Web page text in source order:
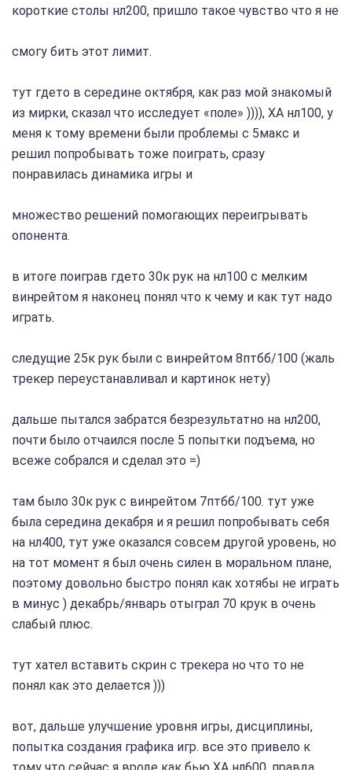
короткие столы нл200, пришло такое чувство что я не
смогу бить этот лимит.
тут гдето в середине октября, как раз мой знакомый
из мирки, сказал что исследует «поле» )))), ХА нл100, у
меня к тому времени были проблемы с 5макс и
решил попробывать тоже поиграть, сразу
понравилась динамика игры и
множество решений помогающих переигрывать
опонента.
в итоге поиграв гдето 30к рук на нл100 с мелким
винрейтом я наконец понял что к чему и как тут надо
играть.
следущие 25к рук были с винрейтом 8птбб/100 (жаль
трекер переустанавливал и картинок нету)
дальше пытался забратся безрезультатно на нл200,
почти было отчаился после 5 попытки подъема, но
всеже собрался и сделал это =)
там было 30к рук с винрейтом 7птбб/100. тут уже
была середина декабря и я решил попробывать себя
на нл400, тут уже оказался совсем другой уровень, но
на тот момент я был очень силен в моральном плане,
поэтому довольно быстро понял как хотябы не играть
в минус ) декабрь/январь отыграл 70 крук в очень
слабый плюс.
тут хател вставить скрин с трекера но что то не
понял как это делается )))
вот, дальше улучшение уровня игры, дисциплины,
попытка создания графика игр. все это привело к